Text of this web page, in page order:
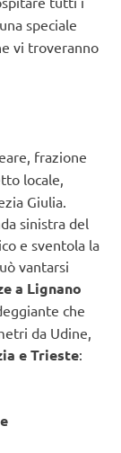
speciale
vi troveranno
frazione
locale,
Giulia.
sinistra del
e sventola la
vantarsi
a Lignano
che
da Udine,
e Trieste: